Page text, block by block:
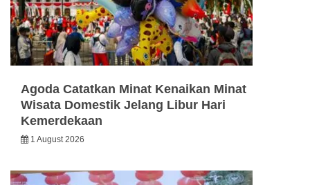
Agoda Catatkan Minat Kenaikan Minat
Wisata Domestik Jelang Libur Hari
Kemerdekaan
1 August 2026